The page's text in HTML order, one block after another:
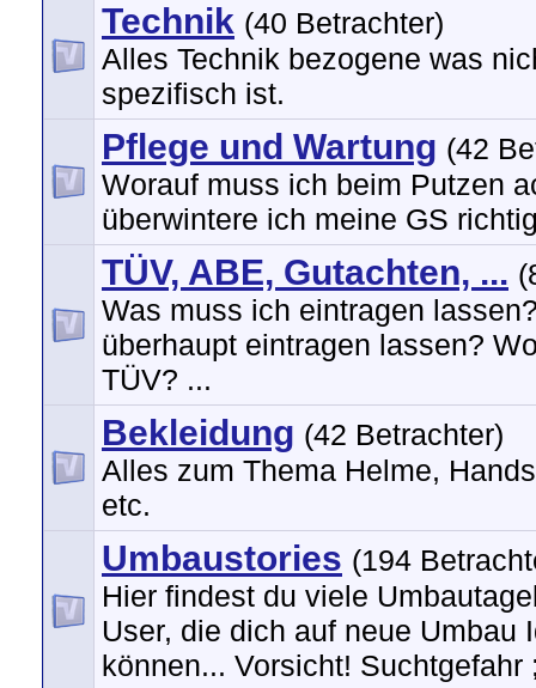
Technik (40 Betrachter)
Alles Technik bezogene was
spezifisch ist.
Pflege und Wartung (42
Worauf muss ich beim Putzen
überwintere ich meine GS
TÜV, ABE, Gutachten, ...
Was muss ich eintragen
überhaupt eintragen lassen?
TÜV? ...
Bekleidung (42 Betrachter)
Alles zum Thema Helme,
etc.
Umbaustories (194
Hier findest du viele
User, die dich auf neue Umbau
können... Vorsicht! Suchtgefahr